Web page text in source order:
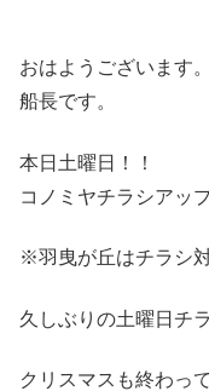
おはようございます。
船長です。
本日土曜日！！
コノミヤチラシアッ
※羽曳が丘はチラシ
久しぶりの土曜日チ
クリスマスも終わっ